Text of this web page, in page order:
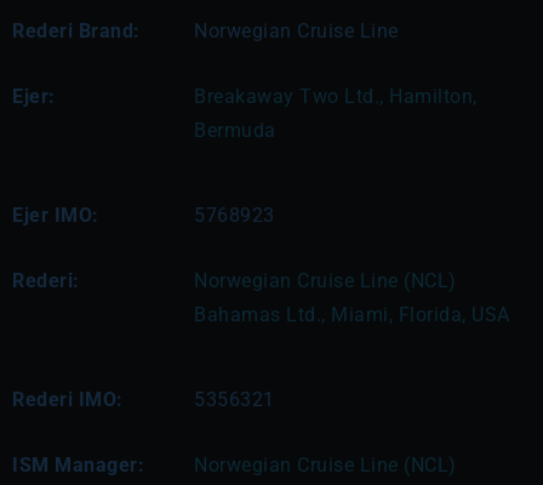
Rederi Brand: Norwegian Cruise Line
Ejer:
Breakaway Two Ltd., Hamilton,
Bermuda
Ejer IMO: 5768923
Rederi:
Norwegian Cruise Line (NCL)
Bahamas Ltd., Miami, Florida, USA
Rederi IMO: 5356321
ISM Manager:
Norwegian Cruise Line (NCL)